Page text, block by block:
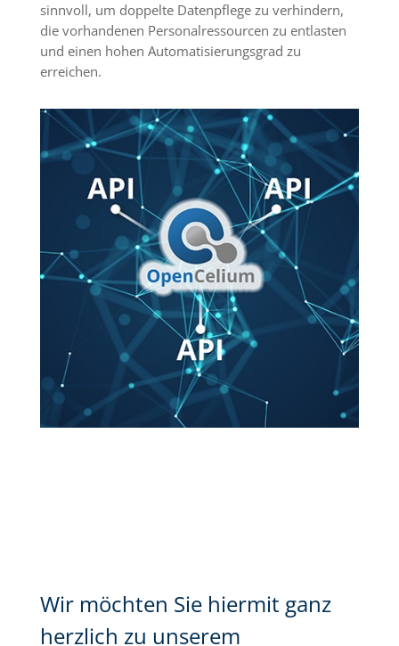
sinnvoll, um doppelte Datenpflege zu verhindern,
die vorhandenen Personalressourcen zu entlasten
und einen hohen Automatisierungsgrad zu
erreichen.
Wir möchten Sie hiermit ganz
herzlich zu unserem